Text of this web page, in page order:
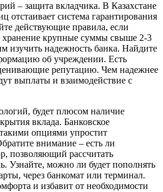
– защита вкладчика. В Казахстане
отстаивает система гарантирования
действующие правила, если
хранение крупные суммы свыше 2-3
изучить надежность банка. Найдите
об учреждении. Есть
репутацию. Чем надежнее
выплаты и взаимодействие с
будет плюсом наличие
вклада. Банковское
опциями упростит
внимание – есть ли
позволяющий рассчитать
Узнайте, можно ли будет пополнять
через банкомат или терминал.
и избавит от необходимости